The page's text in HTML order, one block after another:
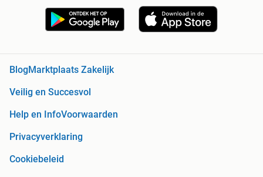
BlogMarktplaats Zakelijk
Veilig en Succesvol
Help en InfoVoorwaarden
Privacyverklaring
Cookiebeleid